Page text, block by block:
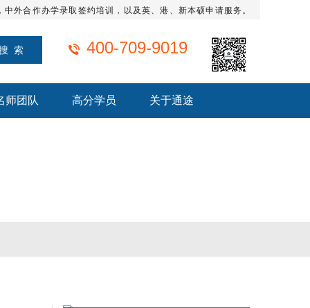
外合作办学录取签约培训，以及英、港、新本硕申请服务。
400-709-9019
师团队 高分学员 关于通途